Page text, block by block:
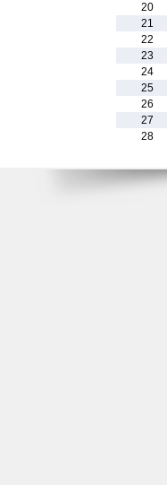
20
21
22
23
24
25
26
27
28